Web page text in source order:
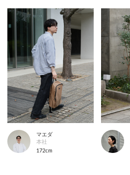
マエダ
本社
172cm